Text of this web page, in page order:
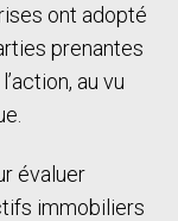
ont adopté
prenantes
au vu
évaluer
immobiliers